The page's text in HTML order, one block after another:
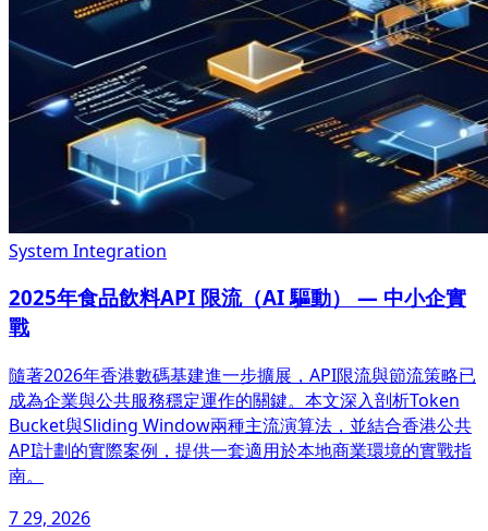
System Integration
2025年食品飲料API 限流（AI 驅動） — 中小企實
戰
隨著2026年香港數碼基建進一步擴展，API限流與節流策略已
成為企業與公共服務穩定運作的關鍵。本文深入剖析Token
Bucket與Sliding Window兩種主流演算法，並結合香港公共
API計劃的實際案例，提供一套適用於本地商業環境的實戰指
南。
7 29, 2026